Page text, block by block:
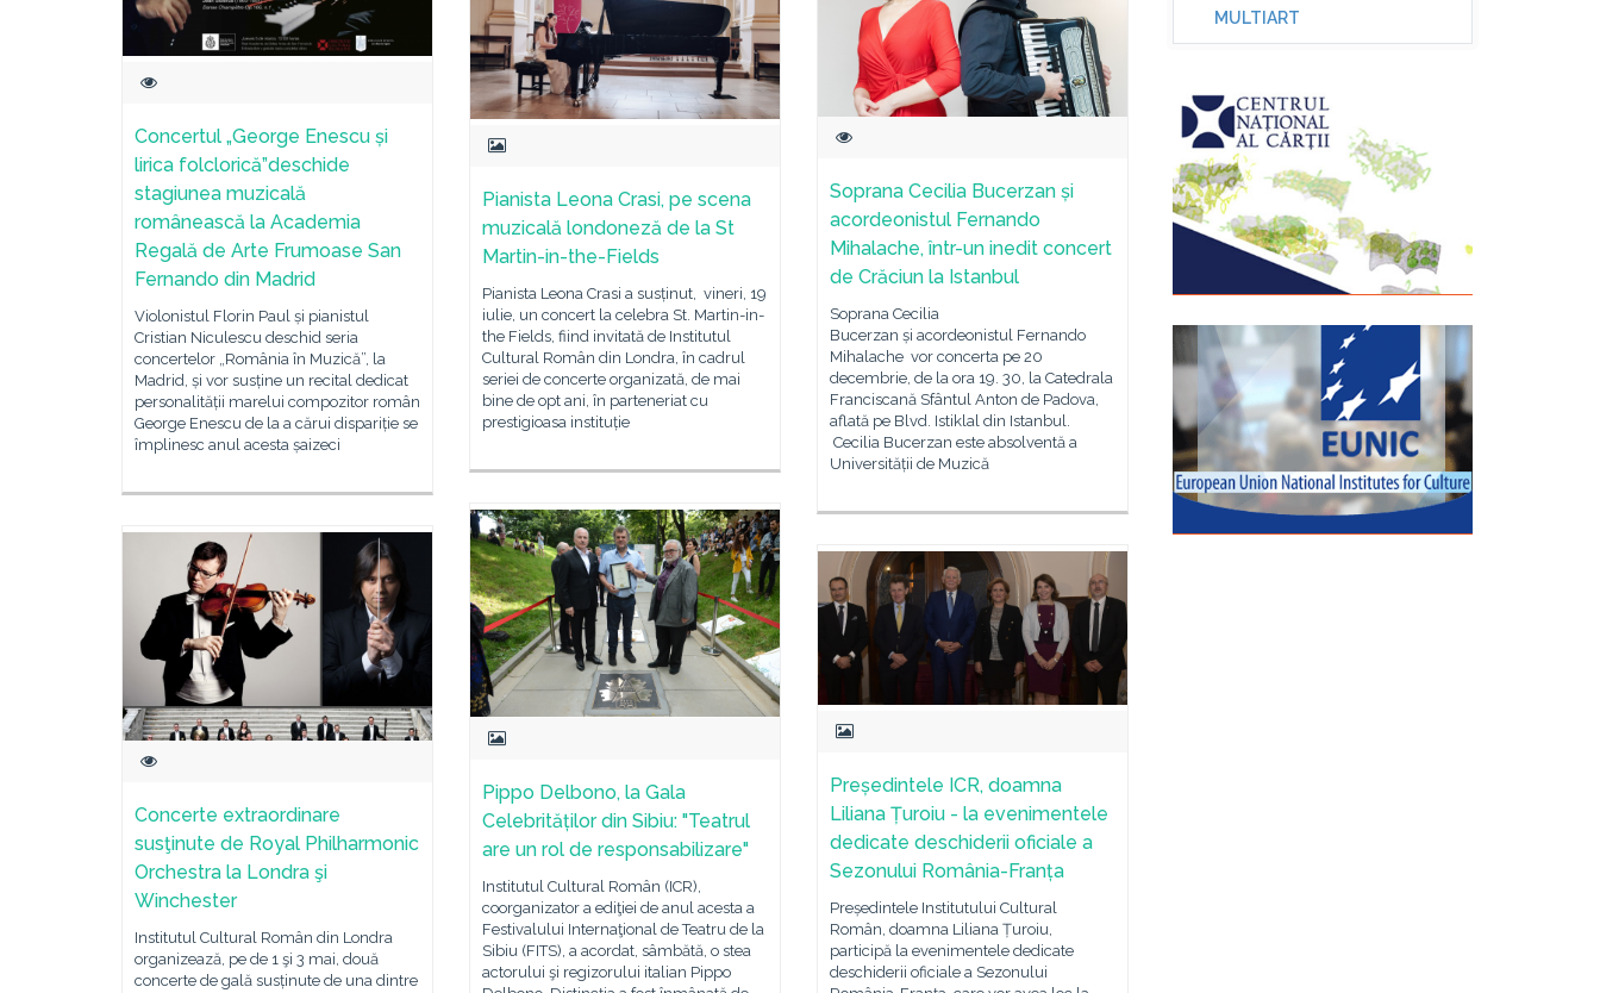
Concertul „George Enescu și
lirica folclorică”deschide
stagiunea muzicală
românească la Academia
Regală de Arte Frumoase San
Fernando din Madrid
Violonistul Florin Paul și pianistul
Cristian Niculescu deschid seria
concertelor „România în Muzică”, la
Madrid, și vor susține un recital dedicat
personalității marelui compozitor român
George Enescu de la a cărui dispariție se
împlinesc anul acesta șaizeci
Soprana Cecilia Bucerzan și
acordeonistul Fernando
Mihalache, într-un inedit concert
de Crăciun la Istanbul
Soprana Cecilia
Bucerzan și acordeonistul Fernando
Mihalache vor concerta pe 20
decembrie, de la ora 19. 30, la Catedrala
Franciscană Sfântul Anton de Padova,
aflată pe Blvd. Istiklal din Istanbul.
Cecilia Bucerzan este absolventă a
Universității de Muzică
Pianista Leona Crasi, pe scena
muzicală londoneză de la St
Martin-in-the-Fields
Pianista Leona Crasi a susținut, vineri, 19
iulie, un concert la celebra St. Martin-in-
the Fields, fiind invitată de Institutul
Cultural Român din Londra, în cadrul
seriei de concerte organizată, de mai
bine de opt ani, în parteneriat cu
prestigioasa instituție
Pippo Delbono, la Gala
Celebrităților din Sibiu: "Teatrul
are un rol de responsabilizare"
Institutul Cultural Român (ICR),
coorganizator a ediţiei de anul acesta a
Festivalului Internaţional de Teatru de la
Sibiu (FITS), a acordat, sâmbătă, o stea
actorului şi regizorului italian Pippo
Concerte extraordinare
susţinute de Royal Philharmonic
Orchestra la Londra şi
Winchester
Institutul Cultural Român din Londra
organizează, pe de 1 şi 3 mai, două
concerte de gală susținute de una dintre
Președintele ICR, doamna
Liliana Țuroiu - la evenimentele
dedicate deschiderii oficiale a
Sezonului România-Franța
Președintele Institutului Cultural
Român, doamna Liliana Țuroiu,
participă la evenimentele dedicate
deschiderii oficiale a Sezonului
MULTIART